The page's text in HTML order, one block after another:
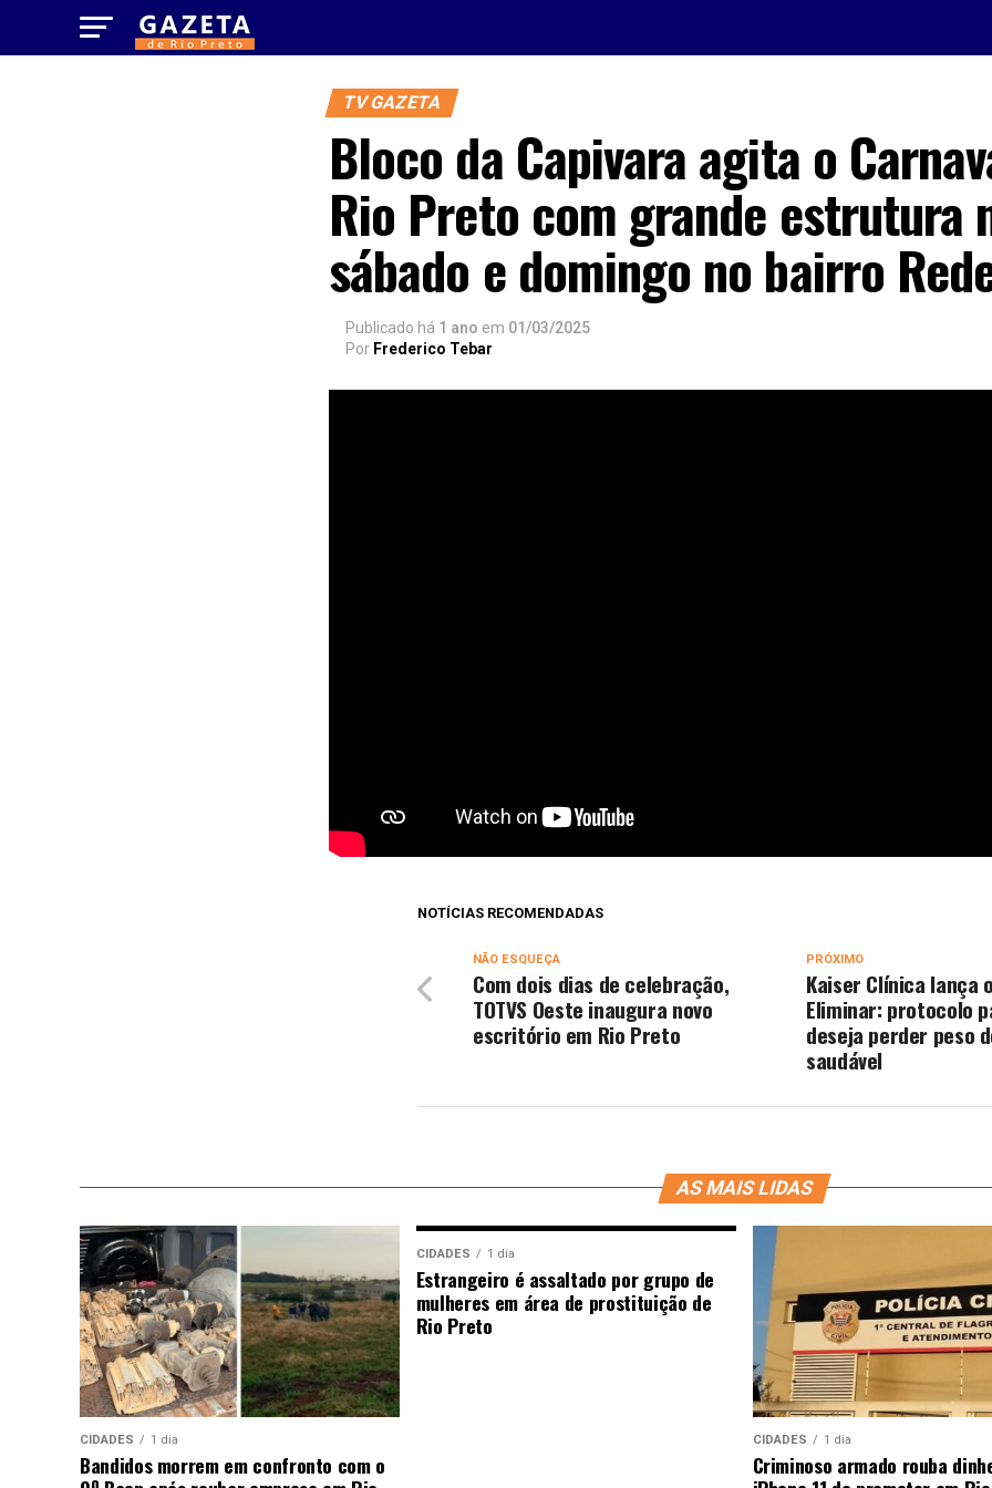
TV GAZETA
Bloco da Capivara agita o
Rio Preto com grande estrutura
sábado e domingo no bairro
Publicado há 1 ano em 01/03/2025
Por Frederico Tebar
NOTÍCIAS RECOMENDADAS
PRÓXIMO
Kaiser Clínica lança
Eliminar: protocolo
deseja perder peso
saudável
NÃO ESQUEÇA
Com dois dias de celebração,
TOTVS Oeste inaugura novo
escritório em Rio Preto
AS MAIS LIDAS
CIDADES 1 dia
Bandidos morrem em confronto com o
CIDADES 1 dia
Estrangeiro é assaltado por grupo de
mulheres em área de prostituição de
Rio Preto
CIDADES 1 dia
Criminoso armado rouba